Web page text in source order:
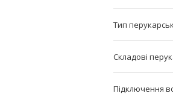
Тип
Складові
Підключення